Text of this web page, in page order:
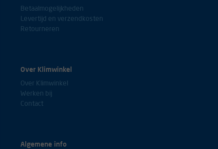
Betaalmogelijkheden
Levertijd en verzendkosten
Retourneren
Over Klimwinkel
Over Klimwinkel
Werken bij
Contact
Algemene info